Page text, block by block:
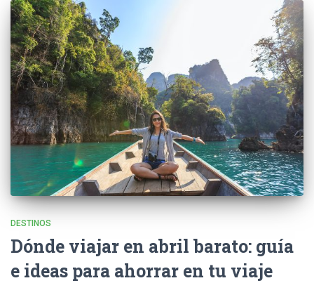
DESTINOS
Dónde viajar en abril barato: guía
e ideas para ahorrar en tu viaje